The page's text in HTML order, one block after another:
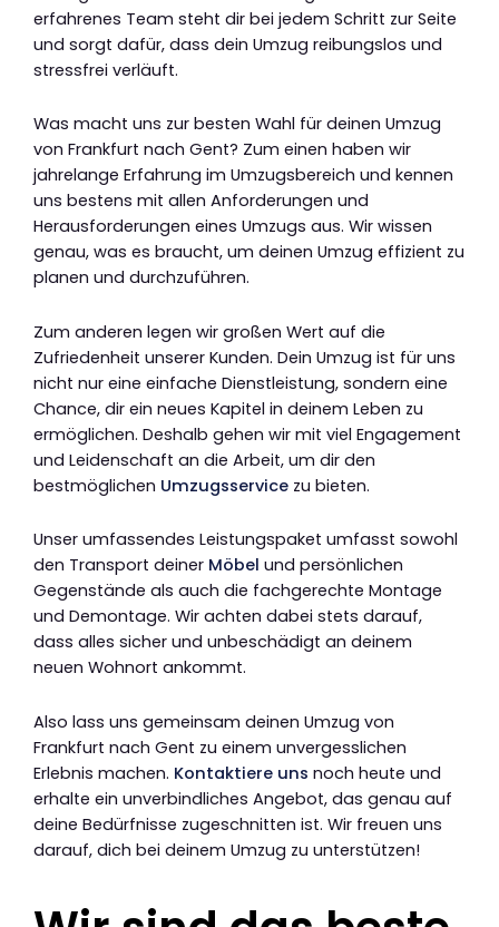
erfahrenes Team steht dir bei jedem Schritt zur Seite
und sorgt dafür, dass dein Umzug reibungslos und
stressfrei verläuft.
Was macht uns zur besten Wahl für deinen Umzug
von Frankfurt nach Gent? Zum einen haben wir
jahrelange Erfahrung im Umzugsbereich und kennen
uns bestens mit allen Anforderungen und
Herausforderungen eines Umzugs aus. Wir wissen
genau, was es braucht, um deinen Umzug effizient zu
planen und durchzuführen.
Zum anderen legen wir großen Wert auf die
Zufriedenheit unserer Kunden. Dein Umzug ist für uns
nicht nur eine einfache Dienstleistung, sondern eine
Chance, dir ein neues Kapitel in deinem Leben zu
ermöglichen. Deshalb gehen wir mit viel Engagement
und Leidenschaft an die Arbeit, um dir den
bestmöglichen Umzugsservice zu bieten.
Unser umfassendes Leistungspaket umfasst sowohl
den Transport deiner Möbel und persönlichen
Gegenstände als auch die fachgerechte Montage
und Demontage. Wir achten dabei stets darauf,
dass alles sicher und unbeschädigt an deinem
neuen Wohnort ankommt.
Also lass uns gemeinsam deinen Umzug von
Frankfurt nach Gent zu einem unvergesslichen
Erlebnis machen. Kontaktiere uns noch heute und
erhalte ein unverbindliches Angebot, das genau auf
deine Bedürfnisse zugeschnitten ist. Wir freuen uns
darauf, dich bei deinem Umzug zu unterstützen!